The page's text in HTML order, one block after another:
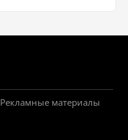
Рекламные материалы